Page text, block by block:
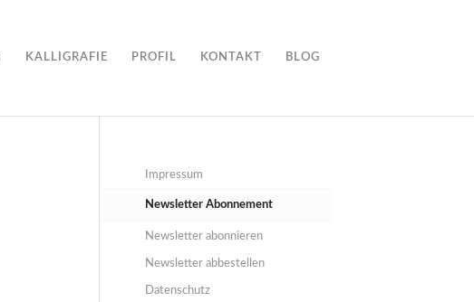
KALLIGRAFIE PROFIL KONTAKT BLOG
Impressum
Newsletter Abonnement
Newsletter abonnieren
Newsletter abbestellen
Datenschutz